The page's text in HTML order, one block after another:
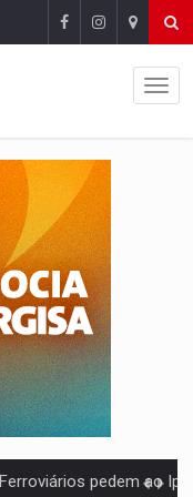
Veja essa receita de carne assada para o